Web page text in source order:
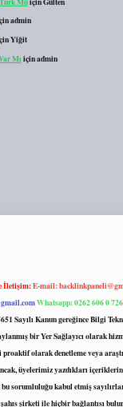
admin
Yiğit
Mı içinadmin
İletişim:E-mail:
Whatsapp: 0262 606 0 726
Sayılı Kanun gereğince Bilgi
bir Yer Sağlayıcı olarak
olarak denetleme veya
üyelerimiz yazdıkları
sorumluluğu kabul etmiş
şirketi ile hiçbir bağlantısı